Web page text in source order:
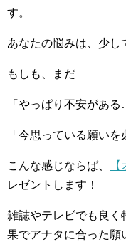
す。
あなたの悩みは、少し
もしも、まだ
「やっぱり不安がある
「今思っている願い
こんな感じならば、
レゼントします！
雑誌やテレビでも良く
果でアナタに合った願